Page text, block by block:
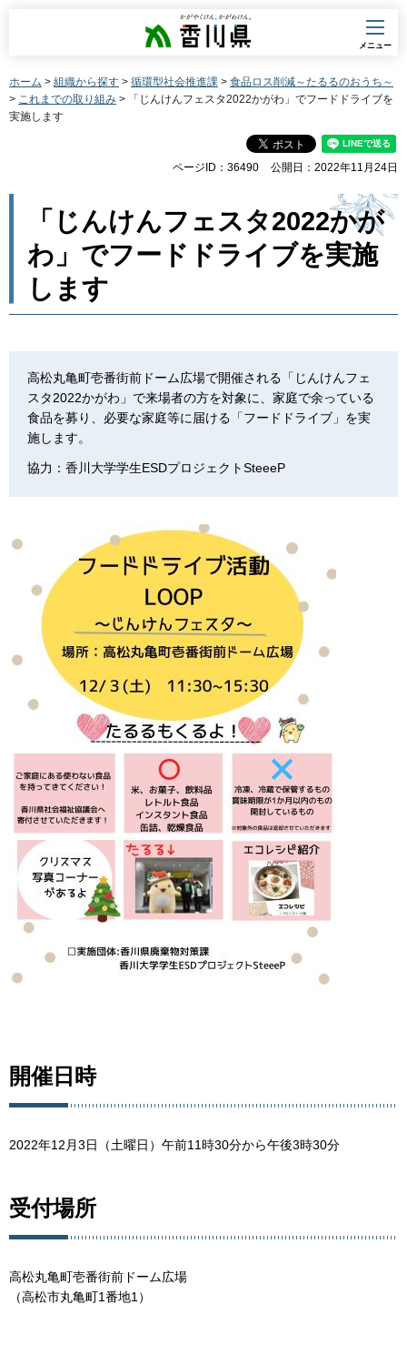
香川県
メニュー
ホーム > 組織から探す > 循環型社会推進課 > 食品ロス削減～たるるのおうち～
> これまでの取り組み > 「じんけんフェスタ2022かがわ」でフードドライブを
実施します
ページID：36490 公開日：2022年11月24日
「じんけんフェスタ2022かが
わ」でフードドライブを実施
します
高松丸亀町壱番街前ドーム広場で開催される「じんけんフェ
スタ2022かがわ」で来場者の方を対象に、家庭で余っている
食品を募り、必要な家庭等に届ける「フードドライブ」を実
施します。
協力：香川大学学生ESDプロジェクトSteeeP
開催日時
2022年12月3日（土曜日）午前11時30分から午後3時30分
受付場所
高松丸亀町壱番街前ドーム広場
（高松市丸亀町1番地1）